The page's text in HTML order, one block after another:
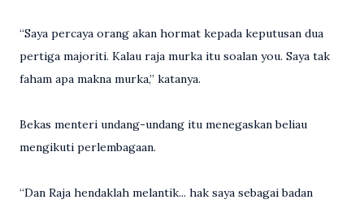
“Saya percaya orang akan hormat kepada keputusan dua
pertiga majoriti. Kalau raja murka itu soalan you. Saya tak
faham apa makna murka,” katanya.
Bekas menteri undang-undang itu menegaskan beliau
mengikuti perlembagaan.
“Dan Raja hendaklah melantik... hak saya sebagai badan